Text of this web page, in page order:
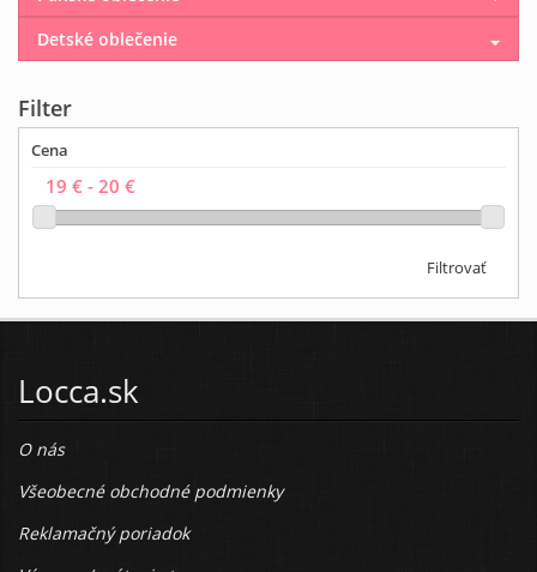
Detské oblečenie
Filter
Cena
Filtrovať
Locca.sk
O nás
Všeobecné obchodné podmienky
Reklamačný poriadok